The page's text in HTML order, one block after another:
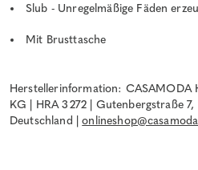
Slub - Unregelmäßige Fäden
Mit Brusttasche
Herstellerinformation: CASAMODA
KG | HRA 3272 | Gutenbergstraße
Deutschland |